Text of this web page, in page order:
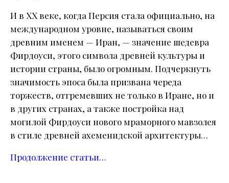
И в ХХ веке, когда Персия стала официально, на
международном уровне, называться своим
древним именем — Иран, — значение шедевра
Фирдоуси, этого символа древней культуры и
истории страны, было огромным. Подчеркнуть
значимость эпоса была призвана череда
торжеств, отгремевших не только в Иране, но и
в других странах, а также постройка над
могилой Фирдоуси нового мраморного мавзолея
в стиле древней ахеменидской архитектуры…
Продолжение статьи…